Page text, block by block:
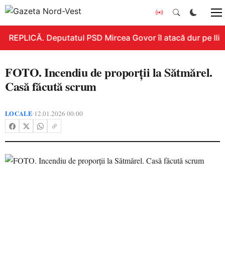
REPLICĂ. Deputatul PSD Mircea Govor îl atacă dur pe
FOTO. Incendiu de proporții la Sătmărel.
Casă făcută scrum
LOCALE•12.01.2026 00:00